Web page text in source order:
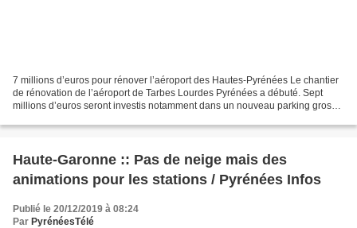
7 millions d’euros pour rénover l’aéroport des Hautes-Pyrénées Le chantier
de rénovation de l’aéroport de Tarbes Lourdes Pyrénées a débuté. Sept
millions d’euros seront investis notamment dans un nouveau parking gros
Haute-Garonne :: Pas de neige mais des
animations pour les stations / Pyrénées Infos
Publié le 20/12/2019 à 08:24
Par PyrénéesTélé